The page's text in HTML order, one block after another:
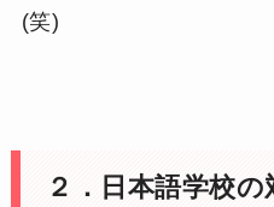
(笑)
２．日本語学校の